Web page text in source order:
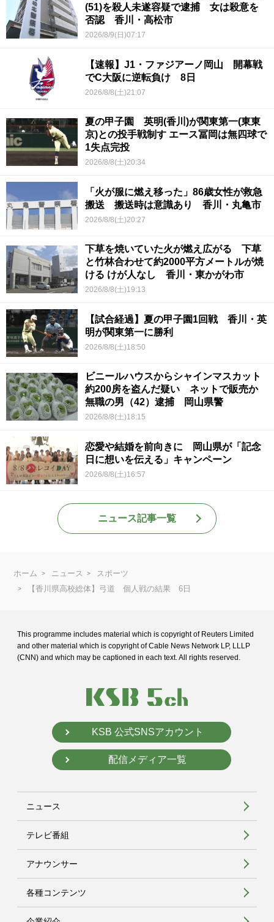
(51)を殺人未遂容疑で逮捕 女は殺意を
否認 香川・高松市
2026/8/9(日)07:17
【速報】J1・ファジアーノ岡山 開幕戦
でC大阪に逆転負け 8日
2026/8/8(土)21:07
夏の甲子園 英明(香川)が関東第一(東東
京)との投手戦制す エース冨岡は無四球で
1失点完投
2026/8/8(土)20:34
「火が服に燃え移った」86歳女性が救急
搬送 搬送時は意識あり 香川・丸亀市
2026/8/8(土)20:27
下草を焼いていた火が燃え広がる 下草
と竹林合わせて約2000平方メートルが焼
ける けが人なし 香川・東かがわ市
2026/8/8(土)19:13
【試合経過】夏の甲子園1回戦 香川・英
明が関東第一に勝利
2026/8/8(土)18:50
ビニールハウスからシャインマスカット
約200房を盗んだ疑い ネットで販売か
無職の男（42）逮捕 岡山県警
2026/8/8(土)18:15
恋愛や結婚を前向きに 岡山県が「記念
日に想いを伝える」キャンペーン
2026/8/8(土)16:57
ニュース記事一覧
ホーム ニュース
スポーツ
【香川県高校総体】弓道 個人戦の結果 6日
This programme includes material which is copyright of Reuters Limited
and other material which is copyright of Cable News Network LP, LLLP
(CNN) and which may be captioned in each text. All rights reserved.
KSB 公式SNSアカウント
配信メディア一覧
ニュース
テレビ番組
アナウンサー
各種コンテンツ